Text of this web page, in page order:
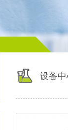
设备